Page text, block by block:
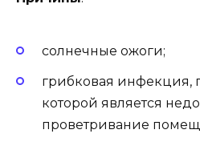
солнечные ожоги;
грибковая инфекция,
которой является
проветривание